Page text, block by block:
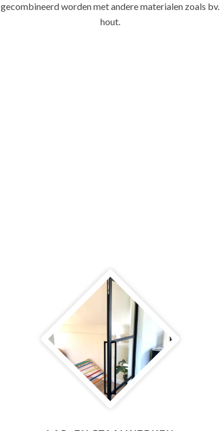
gecombineerd worden met andere materialen zoals bv.
hout.